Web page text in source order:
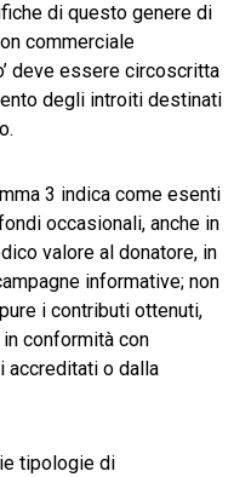
di questo genere di
commerciale
deve essere circoscritta
degli introiti destinati
3 indica come esenti
occasionali, anche in
valore al donatore, in
informative; non
i contributi ottenuti,
conformità con
accreditati o dalla
tipologie di